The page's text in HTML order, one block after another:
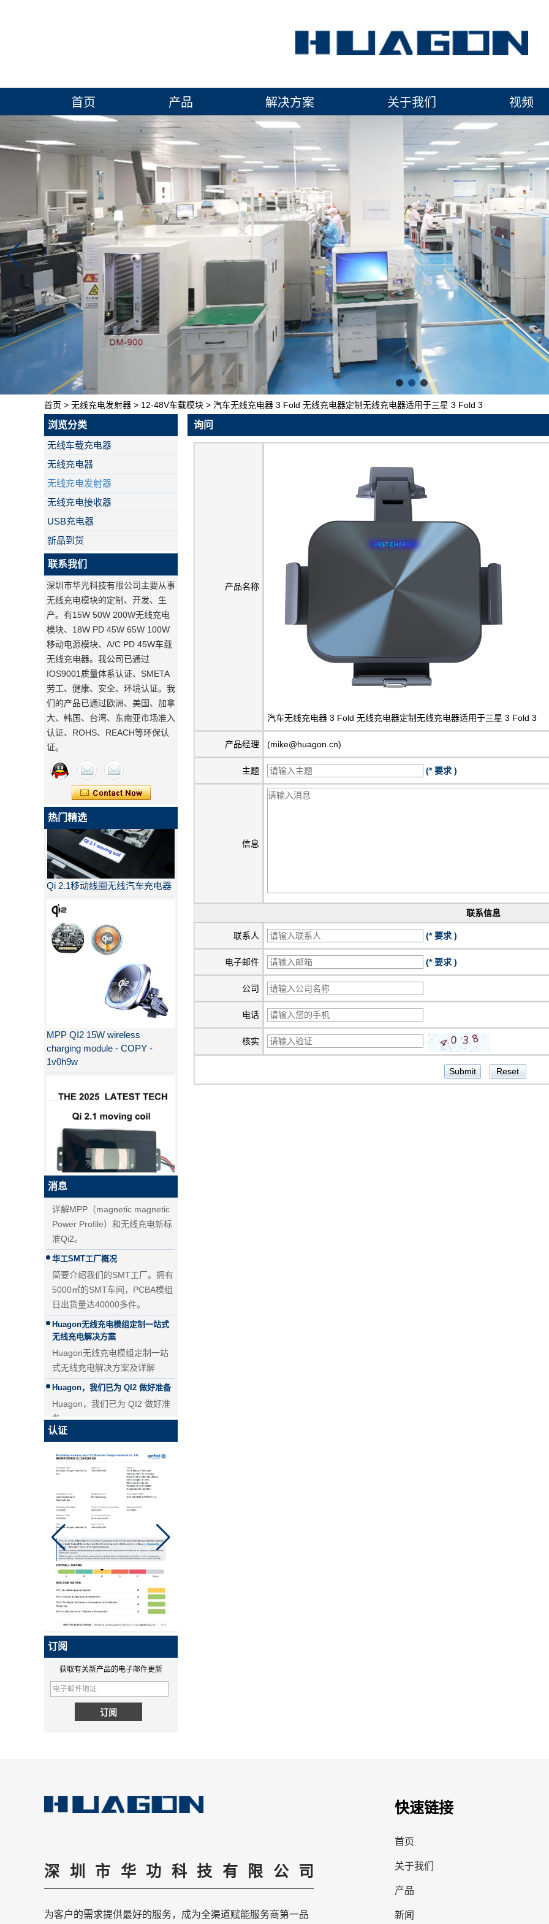
首页 产品 解决方案 关于我们 视频
首页 > 无线充电发射器 > 12-48V车载模块 > 汽车无线充电器 3 Fold 无线充电器定制无线充电器适用于三星 3 Fold 3
浏览分类
无线车载充电器
无线充电器
无线充电发射器
无线充电接收器
USB充电器
新品到货
联系我们
深圳市华光科技有限公司主要从事
无线充电模块的定制、开发、生
产。有15W 50W 200W无线充电
模块、18W PD 45W 65W 100W
移动电源模块、A/C PD 45W车载
无线充电器。我公司已通过
IOS9001质量体系认证、SMETA
劳工、健康、安全、环境认证。我
们的产品已通过欧洲、美国、加拿
大、韩国、台湾、东南亚市场准入
认证、ROHS、REACH等环保认
证。
热门精选
Qi 2.1移动线圈无线汽车充电器
charging module - COPY -
1v0h9w
QI2.1 15W QI 2.1移动线圈无线
充电器可移动无线充电器
25W QI2无线充电模块无线充电
器 - 副本-JCJW30
Qi 2.1移动线圈无线汽车充电器
MPP QI2 15W wireless
charging module - COPY -
1v0h9w
充电器可移动无线充电器
消息
为什么QI2比QI更好？
PD快充和QC快充的区别
PD快充和QC快充的区别
无线充电新标准Qi2来了！MPP详
解
详解MPP（magnetic magnetic
Power Profile）和无线充电新标
准Qi2。
华工SMT工厂概况
简要介绍我们的SMT工厂。拥有
5000㎡的SMT车间，PCBA模组
日出货量达40000多件。
无线充电解决方案
Huagon无线充电模组定制一站
式无线充电解决方案及详解
Huagon，我们已为 QI2 做好准
备
Huagon无线充电模块定制
华功无线充电模块定制能力及服
务
华工，国内首家申请QI2认证的企
Qi2是Qi的升级版本，是基于苹
果Magsafe技术的全新增强型无
线充电标准。 Huagon已将我们
的产品交给认证机构开始认证。
MPP认证证书将于9月中旬出
炉。
超级大脑！Hugo的研发部门
Spectra精密手持控制器MM60,
什么是无线
无线充电是一种高效的充电方
式，华光专业从事无线充电模块
定制，华光是无线充电定制供应
商已有10多年的历史。
解
华工SMT工厂概况
日出货量达40000多件。
认证
订阅
获取有关新产品的电子邮件更新
询问
产品名称
汽车无线充电器 3 Fold 无线充电器定制无线充电器适用于三星 3 Fold 3
产品经理 (mike@huagon.cn)
主题 (* 要求 )
信息
联系信息
联系人 (* 要求 )
电子邮件 (* 要求 )
公司
电话
核实
深圳市华功科技有限公司
为客户的需求提供最好的服务，成为全渠道赋能服务商第一品
快速链接
首页
关于我们
产品
新闻